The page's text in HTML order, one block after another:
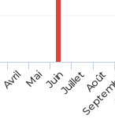
AvrilMaiJuinJuilletAoût